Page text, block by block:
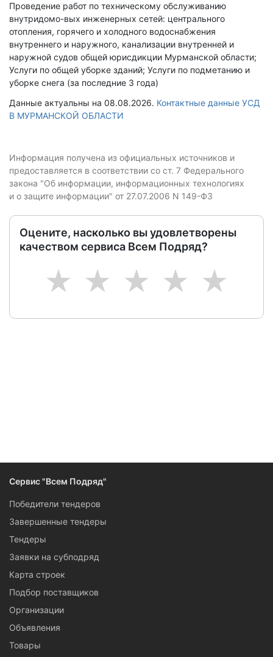
Проведение работ по техническому обслуживанию
внутридомо-вых инженерных сетей: центрального
отопления, горячего и холодного водоснабжения
внутреннего и наружного, канализации внутренней и
наружной судов общей юрисдикции Мурманской области;
Услуги по общей уборке зданий; Услуги по подметанию и
уборке снега (за последние 3 года)
Данные актуальны на 08.08.2026. Контактные данные УСД
В МУРМАНСКОЙ ОБЛАСТИ
Информация получена из официальных источников и
предоставляется в соответствии со ст. 7 Федерального
закона "Об информации, информационных технологиях
и о защите информации" от 27.07.2006 N 149-ФЗ
Оцените, насколько вы удовлетворены
качеством сервиса Всем Подряд?
5
4
3
2
1
Сервис "Всем Подряд"
Победители тендеров
Завершенные тендеры
Тендеры
Заявки на субподряд
Карта строек
Подбор поставщиков
Организации
Объявления
Товары